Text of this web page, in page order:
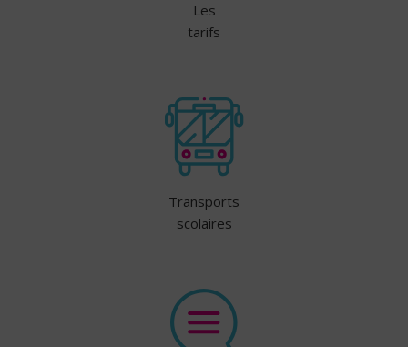
Les
tarifs
Transports
scolaires